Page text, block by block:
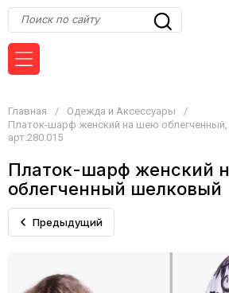
Главная / Одежда и Аксессуары
/
Платок-шарф женский на шею облегченный,
арт.280.015
Платок-шарф женский
облегченный шелковый
Предыдущий